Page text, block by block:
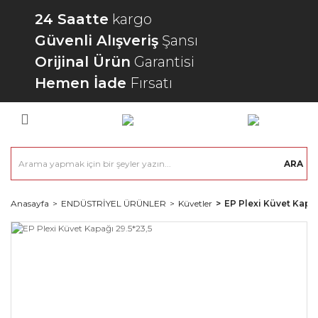
24 Saatte kargo
Güvenli Alışveriş Şansı
Orijinal Ürün Garantisi
Hemen İade Fırsatı
ARA
Anasayfa ENDÜSTRİYEL ÜRÜNLER Küvetler EP Plexi Küvet